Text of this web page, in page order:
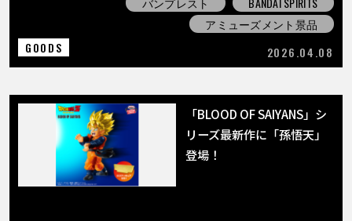
アミューズメント景品
GOODS
2026.04.08
「BLOOD OF SAIYANS」シ
リーズ最新作に「孫悟天」
登場！